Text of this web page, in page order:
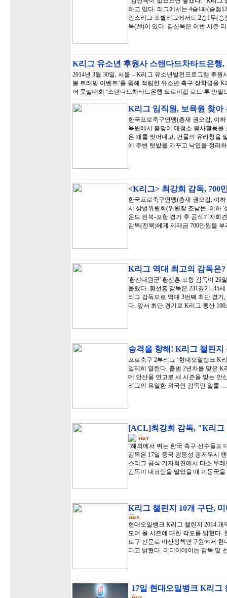
하고 있다. 리그에서는 4승1패(승점
언스리그 조별리그에서도 2승1무(
욱(26)이 있다. 김신욱은 이번 시즌
K리그 유소년 후원사 스탠다드차타드은
2014년 3월 30일, 서울 – K리그 유소년발전프로그램 후
볼 트래핑 이벤트’를 통해 적립한 유소년 축구 장학금을
어 풋살대회 ‘스탠다드차타드은행 트로피컵 로드 투 안
K리그 임직원, 보육원 찾
한국프로축구연맹(총재 권오갑, 이
육원에서 봄맞이 대청소 봉사활동
은 때를 씻어내고, 건물의 유리창을
에 주변 텃밭을 가꾸고 낙엽을 정리
<K리그> 최강희 감독, 700
한국프로축구연맹(총재 권오갑, 이
서 상벌위원회(위원장 조남돈, 이하 '
운드 전북-포항 경기 후 공식기자회
감독(전북)에게 제재금 700만원을
K리그 역대 최고의 감독은?
'황선대원군' 황선홍 포항 감독이 26
올랐다. 황선홍 감독은 231경기, 45
리그 감독으로 역대 3번째 최단 경
다. 앞서 최단 경기로 K리그 통산
승격을 향해! K리그 챌린
프로축구 2부리그 ‘현대오일뱅크 K
일제히 열린다. 출범 2년차를 맞은
데 안산을 연고로 새 시즌을 맞는 안
리그의 유일한 외국인 감독인 알툴 …
[ACL]최강희 감독, "K리그
“해외에서 뛰는 한국 축구 선수들도
감독은 17일 중국 광둥성 광저우시
스리그 공식 기자회견에서 다소 무
감독이 대표팀을 맡았을 때 이동국
K리그 챌린지 10개 구단,
현대오일뱅크 K리그 챌린지 2014
모여 올 시즌에 대한 각오를 밝혔다.
로구 신문로 아산정책연구원에서
다고 밝혔다. 미디어데이는 감독 및
17일 현대오일뱅크 K리그